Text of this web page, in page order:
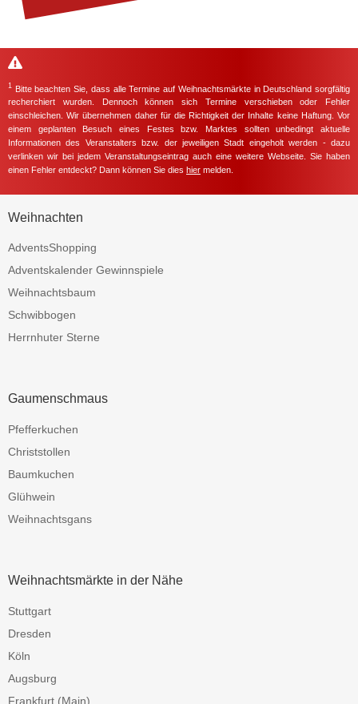
1
Bitte beachten Sie, dass alle Termine auf Weihnachtsmärkte in Deutschland sorgfältig
recherchiert wurden. Dennoch können sich Termine verschieben oder Fehler
einschleichen. Wir übernehmen daher für die Richtigkeit der Inhalte keine Haftung. Vor
einem geplanten Besuch eines Festes bzw. Marktes sollten unbedingt aktuelle
Informationen des Veranstalters bzw. der jeweiligen Stadt eingeholt werden - dazu
verlinken wir bei jedem Veranstaltungseintrag auch eine weitere Webseite. Sie haben
einen Fehler entdeckt? Dann können Sie dies hier melden.
Weihnachten
AdventsShopping
Adventskalender Gewinnspiele
Weihnachtsbaum
Schwibbogen
Herrnhuter Sterne
Gaumenschmaus
Pfefferkuchen
Christstollen
Baumkuchen
Glühwein
Weihnachtsgans
Weihnachtsmärkte in der Nähe
Stuttgart
Dresden
Köln
Augsburg
Frankfurt (Main)